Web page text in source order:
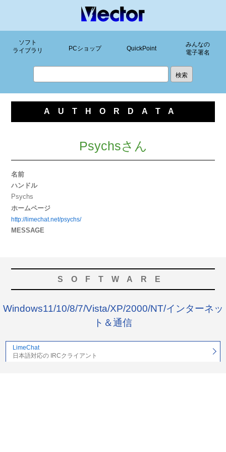
ソフト
ライブラリ
PCショップ QuickPoint
みんなの
電子署名
AUTHORDATA
Psychsさん
名前
ハンドル
Psychs
ホームページ
http://limechat.net/psychs/
MESSAGE
SOFTWARE
Windows11/10/8/7/Vista/XP/2000/NT/インターネッ
ト＆通信
LimeChat
日本語対応の IRCクライアント